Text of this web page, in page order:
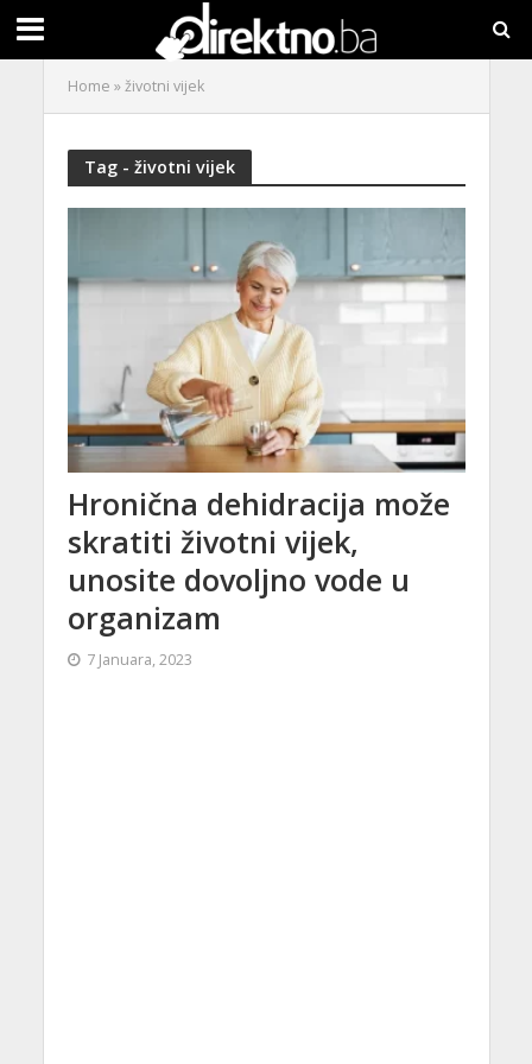
Home »životni vijek
Tag - životni vijek
Hronična dehidracija može
skratiti životni vijek,
unosite dovoljno vode u
organizam
7 Januara, 2023